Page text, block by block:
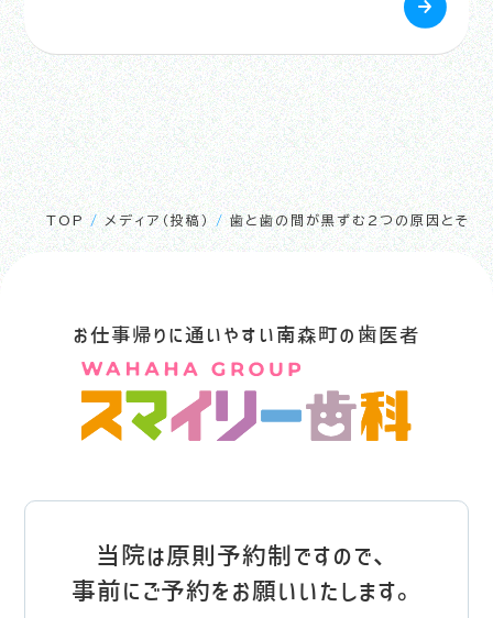
TOP / メディア（投稿） / 歯と歯の間が黒ずむ2つの原因とその
お仕事帰りに通いやすい南森町の歯医者
当院は原則予約制ですので、
事前にご予約をお願いいたします。